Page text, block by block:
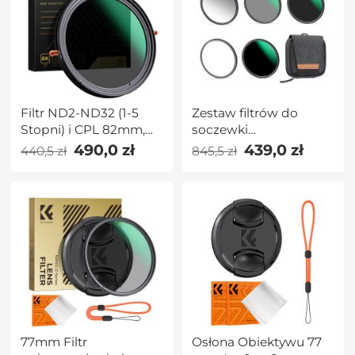
Filtr ND2-ND32 (1-5
Stopni) i CPL 82mm,
Żadnego Krzyża X z 28
440,5 zł 490,0 zł
Zestaw filtrów do
soczewki
magnetycznej 52mm
magnetyczny pierścień
pośredniczący System
szybkiej wymiany 5 w 1
seria Nano X
845,5 zł 439,0 zł
77mm Filtr
Osłona Obiektywu 77